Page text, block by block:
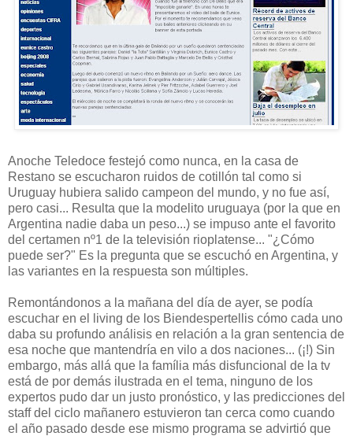
Anoche Teledoce festejó como nunca, en la casa de
Restano se escucharon ruidos de cotillón tal como si
Uruguay hubiera salido campeon del mundo, y no fue así,
pero casi... Resulta que la modelito uruguaya (por la que en
Argentina nadie daba un peso...) se impuso ante el favorito
del certamen nº1 de la televisión rioplatense... "¿Cómo
puede ser?" Es la pregunta que se escuchó en Argentina, y
las variantes en la respuesta son múltiples.
Remontándonos a la mañana del día de ayer, se podía
escuchar en el living de los Biendespertellis cómo cada uno
daba su profundo análisis en relación a la gran sentencia de
esa noche que mantendría en vilo a dos naciones... (¡!) Sin
embargo, más allá que la família más disfuncional de la tv
está de por demás ilustrada en el tema, ninguno de los
expertos pudo dar un justo pronóstico, y las predicciones del
staff del ciclo mañanero estuvieron tan cerca como cuando
el año pasado desde ese mismo programa se advirtió que